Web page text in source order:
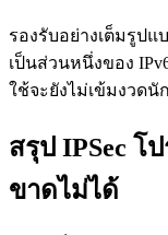
รองรับอย่างเต็มรูปแ
เป็นส่วนหนึ่งของ
ใช้จะยังไม่เข้มงวดนัก
สรุป IPSec โ
ขาดไม่ได้